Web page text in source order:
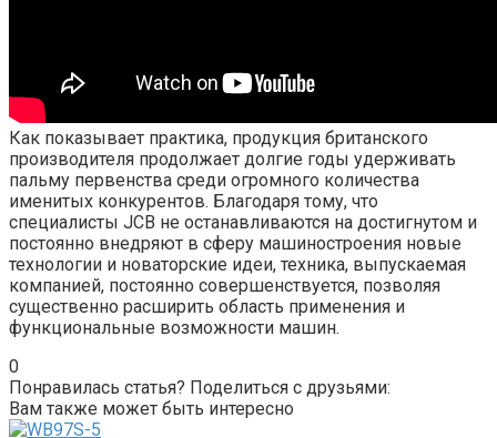
Как показывает практика, продукция британского
производителя продолжает долгие годы удерживать
пальму первенства среди огромного количества
именитых конкурентов. Благодаря тому, что
специалисты JCB не останавливаются на достигнутом и
постоянно внедряют в сферу машиностроения новые
технологии и новаторские идеи, техника, выпускаемая
компанией, постоянно совершенствуется, позволяя
существенно расширить область применения и
функциональные возможности машин.
0
Понравилась статья? Поделиться с друзьями:
Вам также может быть интересно